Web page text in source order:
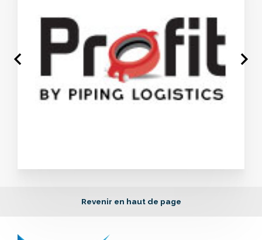
Revenir en haut de page